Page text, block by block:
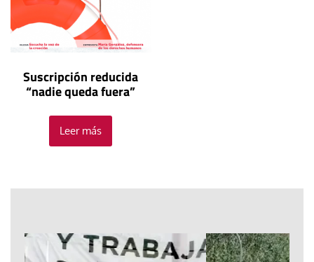
Suscripción reducida
“nadie queda fuera”
Leer más